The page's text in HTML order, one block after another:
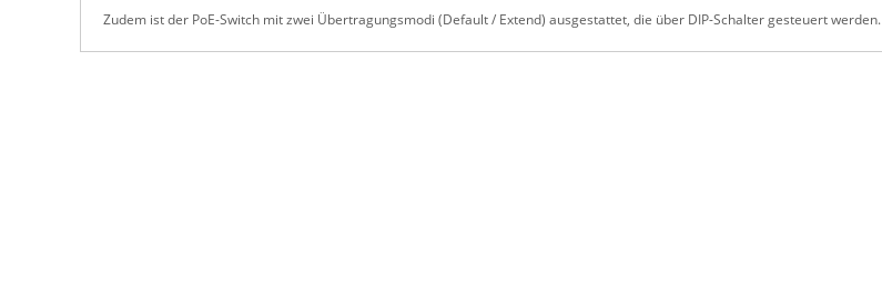
Zudem ist der PoE-Switch mit zwei Übertragungsmodi (Default / Extend) ausgestattet, die über DIP-Schalter gesteuert werden.